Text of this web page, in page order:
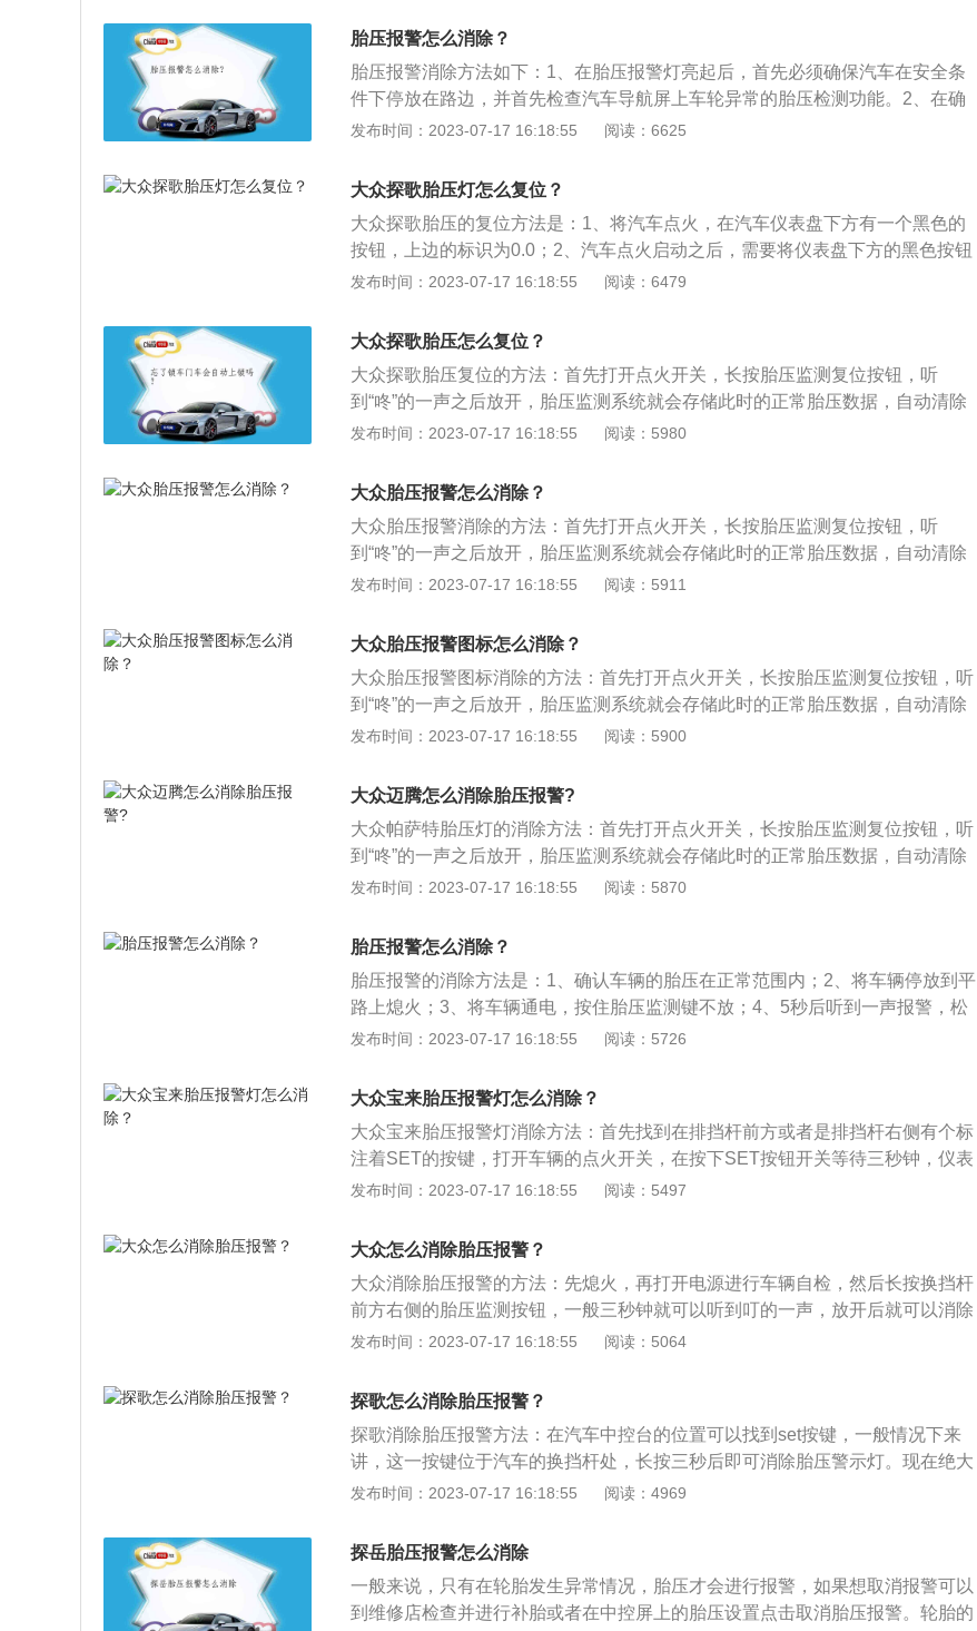
探影胎压异常一般有以下3种原因：轮胎⽓压异常：⼀般低于1.8bar或者⾼压3.0b
ar就会报警。此时需要进⾏轮胎检查和调整⽓压。胎压监测没有复位：轮胎充气
后，没有及时地进行胎压复位，导致胎压监测系统中记录的还是原先的数据，胎
压监测指示灯亮就会亮。此时只要进行胎压复位即可。胎压传感器损坏：胎压传
感器是用来监测轮胎胎压的，直接安装在轮胎内部，与轮胎充气口相连，如果在
问题，只能更换全新的配件。
胎压报警怎么消除？
胎压报警消除方法如下：1、在胎压报警灯亮起后，首先必须确保汽车在安全条
件下停放在路边，并首先检查汽车导航屏上车轮异常的胎压检测功能。2、在确
认车轮有异常之后，必须查看车轮的轮胎压力目前状况，如果轮胎压力过高而发
按下确定即可复位。3、若显示轮胎压力过低，需要复位后启动车辆行驶一段时
间。4、以上操作完成后胎压报警就会消除。
发布时间：2023-07-17 16:18:55 阅读：6625
大众探歌胎压灯怎么复位？
大众探歌胎压的复位方法是：1、将汽车点火，在汽车仪表盘下方有一个黑色的
按钮，上边的标识为0.0；2、汽车点火启动之后，需要将仪表盘下方的黑色按钮
按住，长按一段时间之后，仪表盘上会出现确定要复位保养服务的数据，或者是
以下是相关资料：1.大众探歌属于紧凑型SUV，其长宽高分别为4318毫米、1819
毫米、1582毫米，轴距是2680毫米。2.悬架，大众探歌的前悬架为麦弗逊式独立
悬架，后悬架为多连杆式独立悬架。
发布时间：2023-07-17 16:18:55 阅读：6479
大众探歌胎压怎么复位？
大众探歌胎压复位的方法：首先打开点火开关，长按胎压监测复位按钮，听
到“咚”的一声之后放开，胎压监测系统就会存储此时的正常胎压数据，自动清除
原先的数据，最后仪表盘的故障灯熄灭，胎压复位就完成了。常用的胎压监测方
里的压力传感器来直接测量轮胎的气压，利用无线发射器将压力信息从轮胎内部
发送到中央接收器模块上，然后对各轮胎气压数据进行显示。间接式胎压监测：
当某轮胎的气压降低时，车辆的重量会使该轮的滚动半径变小，导致其转速比其
他车轮快。通过比较轮胎之间的转速差别，以达到监视胎压的目的。轮胎智能监
控系统(TPMS)介绍：它兼有上述两个系统的优点，在两个互相成对角的轮胎内装
发布时间：2023-07-17 16:18:55 阅读：5980
大众胎压报警怎么消除？
大众胎压报警消除的方法：首先打开点火开关，长按胎压监测复位按钮，听
到“咚”的一声之后放开，胎压监测系统就会存储此时的正常胎压数据，自动清除
原先的数据，最后仪表盘的故障灯熄灭，胎压复位就完成了。常用的胎压监测方
里的压力传感器来直接测量轮胎的气压，利用无线发射器将压力信息从轮胎内部
发送到中央接收器模块上，然后对各轮胎气压数据进行显示。间接式胎压监测：
当某轮胎的气压降低时，车辆的重量会使该轮的滚动半径变小，导致其转速比其
他车轮快。通过比较轮胎之间的转速差别，以达到监视胎压的目的。轮胎智能监
控系统(TPMS)介绍：它兼有上述两个系统的优点，在两个互相成对角的轮胎内装
发布时间：2023-07-17 16:18:55 阅读：5911
大众胎压报警图标怎么消除？
大众胎压报警图标消除的方法：首先打开点火开关，长按胎压监测复位按钮，听
到“咚”的一声之后放开，胎压监测系统就会存储此时的正常胎压数据，自动清除
原先的数据，最后仪表盘的故障灯熄灭，胎压复位就完成了。常用的胎压监测方
里的压力传感器来直接测量轮胎的气压，利用无线发射器将压力信息从轮胎内部
发送到中央接收器模块上，然后对各轮胎气压数据进行显示。间接式胎压监测：
当某轮胎的气压降低时，车辆的重量会使该轮的滚动半径变小，导致其转速比其
他车轮快。通过比较轮胎之间的转速差别，以达到监视胎压的目的。轮胎智能监
控系统(TPMS)介绍：它兼有上述两个系统的优点，在两个互相成对角的轮胎内装
发布时间：2023-07-17 16:18:55 阅读：5900
大众迈腾怎么消除胎压报警?
大众帕萨特胎压灯的消除方法：首先打开点火开关，长按胎压监测复位按钮，听
到“咚”的一声之后放开，胎压监测系统就会存储此时的正常胎压数据，自动清除
原先的数据，最后仪表盘的故障灯熄灭，胎压复位就完成了。常用的胎压监测方
里的压力传感器来直接测量轮胎的气压，利用无线发射器将压力信息从轮胎内部
发送到中央接收器模块上，然后对各轮胎气压数据进行显示。间接式胎压监测：
当某轮胎的气压降低时，车辆的重量会使该轮的滚动半径变小，导致其转速比其
他车轮快。通过比较轮胎之间的转速差别，以达到监视胎压的目的。轮胎智能监
控系统(TPMS)介绍：它兼有上述两个系统的优点，在两个互相成对角的轮胎内装
发布时间：2023-07-17 16:18:55 阅读：5870
胎压报警怎么消除？
胎压报警的消除方法是：1、确认车辆的胎压在正常范围内；2、将车辆停放到平
路上熄火；3、将车辆通电，按住胎压监测键不放；4、5秒后听到一声报警，松
开按钮即可消除成功。胎压监测的作用是：1、当轮胎扎胎时出现快漏气或慢漏
度时会报警提示防止爆胎；3、当轮胎长时间未加气，胎压低于车辆设置的限值
时会报警提示，防止低压引发轮胎温度升高的爆胎。
发布时间：2023-07-17 16:18:55 阅读：5726
大众宝来胎压报警灯怎么消除？
大众宝来胎压报警灯消除方法：首先找到在排挡杆前方或者是排挡杆右侧有个标
注着SET的按键，打开车辆的点火开关，在按下SET按钮开关等待三秒钟，仪表
上的胎压指示灯便会自动熄灭。宝来胎压监测会自动开启，作用是在汽车行驶过
车安全。大众宝来车身的长宽高分别为4663mm、1815mm、1462mm，轴距为2
688mm，搭载了1.2t涡轮增压发动机，匹配的是7挡双离合变速箱，这款发动机的
最大功率为85kw，最大扭矩为200nm。
发布时间：2023-07-17 16:18:55 阅读：5497
大众怎么消除胎压报警？
大众消除胎压报警的方法：先熄火，再打开电源进行车辆自检，然后长按换挡杆
前方右侧的胎压监测按钮，一般三秒钟就可以听到叮的一声，放开后就可以消除
仪表盘的胎压报警灯。如果消除不了就要到大众售后服务店，让工作人员对轮胎
夫斯堡的汽车制造公司，由费迪南德保时捷成立。大众旗下品牌有奥迪、西雅
特、斯柯达、宾利、布加迪、兰博基尼、保时捷。
发布时间：2023-07-17 16:18:55 阅读：5064
探歌怎么消除胎压报警？
探歌消除胎压报警方法：在汽车中控台的位置可以找到set按键，一般情况下来
讲，这一按键位于汽车的换挡杆处，长按三秒后即可消除胎压警示灯。现在绝大
多数车辆都会安装胎压报警装置，轮胎会影响驾驶的安全系数，当汽车的轮胎出
况。探歌是一汽大众推出的首款suv车型，造型方面，大众探歌与海外版车型在
造型方面基本保持一致，新车采用了全新家族式设计风格；前大灯与格栅采用一
体化布局，设计更加紧凑，下方两侧环形LED日间行车灯，并融入到了下进气格
栅中。
发布时间：2023-07-17 16:18:55 阅读：4969
探岳胎压报警怎么消除
一般来说，只有在轮胎发生异常情况，胎压才会进行报警，如果想取消报警可以
到维修店检查并进行补胎或者在中控屏上的胎压设置点击取消胎压报警。轮胎的